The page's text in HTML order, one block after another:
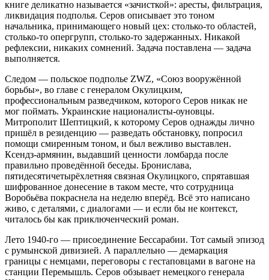
книге деликатно называется «зачисткой»: аресты, фильтрация,
ликвидация подполья. Серов описывает это тоном
начальника, принимающего новый цех: столько-то областей,
столько-то опергрупп, столько-то задержанных. Никакой
рефлексии, никаких сомнений. Задача поставлена — задача
выполняется.
Следом — польское подполье ZWZ, «Союз вооружённой
борьбы», во главе с генералом Окулицким,
профессиональным разведчиком, которого Серов никак не
мог поймать. Украинские националисты-оуновцы.
Митрополит Шептицкий, к которому Серов однажды лично
пришёл в резиденцию — разведать обстановку, попросил
помощи смиренным тоном, и был вежливо выставлен.
Ксендз-армянин, выдавший ценности ломбарда после
правильно проведённой беседы. Бронислава,
пятидесятичетырёхлетняя связная Окулицкого, спрятавшая
шифрованное донесение в таком месте, что сотрудница
Воробьёва покраснела на неделю вперёд. Всё это написано
живо, с деталями, с диалогами — и если бы не контекст,
читалось бы как приключенческий роман.
Лето 1940-го — присоединение Бессарабии. Тот самый эпизод
с румынской дивизией. А параллельно — демаркация
границы с немцами, переговоры с гестаповцами в вагоне на
станции Перемышль. Серов обзывает немецкого генерала